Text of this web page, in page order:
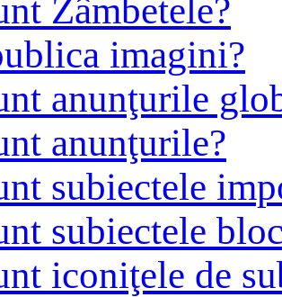
Zâmbetele?
imagini?
anunţurile
anunţurile?
subiectele
subiectele
iconiţele de